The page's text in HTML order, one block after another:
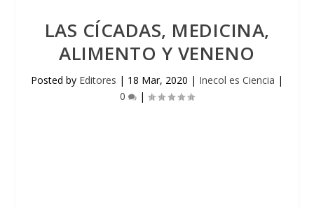
LAS CÍCADAS, MEDICINA,
ALIMENTO Y VENENO
Posted by Editores | 18 Mar, 2020 | Inecol es Ciencia |
0
|